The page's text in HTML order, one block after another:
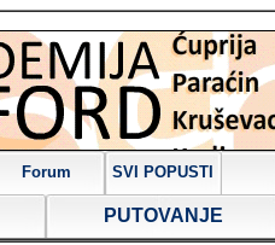
Forum SVI POPUSTI
PUTOVANJE